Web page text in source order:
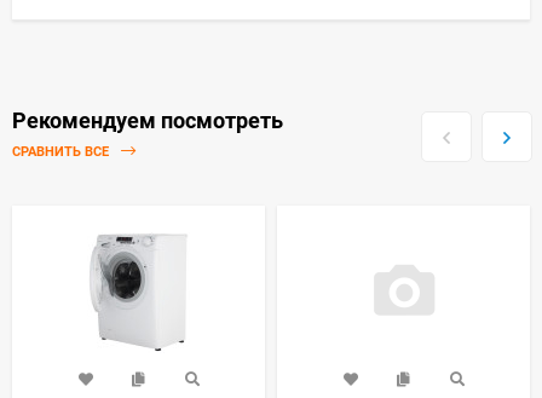
Рекомендуем посмотреть
СРАВНИТЬ ВСЕ